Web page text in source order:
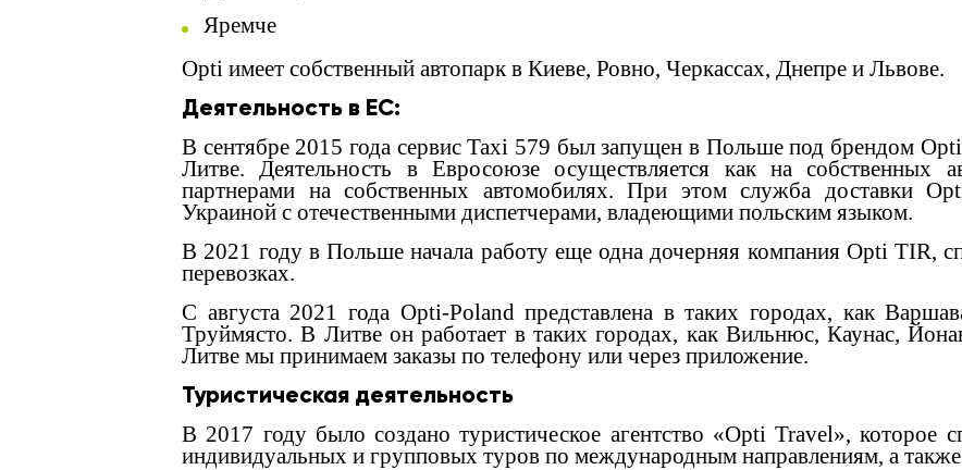
Яремче
Opti имеет собственный автопарк в Киеве, Ровно, Черкассах, Днепре и Львове.
Деятельность в ЕС:
В сентябре 2015 года сервис Taxi 579 был запущен в Польше под брендом
Литве. Деятельность в Евросоюзе осуществляется как на собственных
партнерами на собственных автомобилях. При этом служба доставки
Украиной с отечественными диспетчерами, владеющими польским языком.
В 2021 году в Польше начала работу еще одна дочерняя компания Opti TIR,
перевозках.
С августа 2021 года Opti-Poland представлена в таких городах, как
Труймясто. В Литве он работает в таких городах, как Вильнюс, Каунас,
Литве мы принимаем заказы по телефону или через приложение.
Туристическая деятельность
В 2017 году было создано туристическое агентство «Opti Travel», которое
индивидуальных и групповых туров по международным направлениям, а